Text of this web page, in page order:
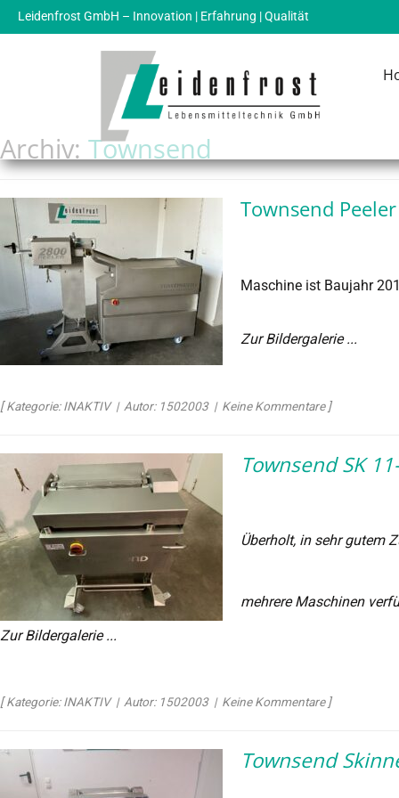
Leidenfrost GmbH – Innovation | Erfahrung | Qualität
Archiv: Townsend
Townsend
Maschine ist Baujahr
Zur Bildergalerie ...
[ Kategorie: INAKTIV | Autor: 1502003 | Keine Kommentare ]
Townsend SK
Überholt, in sehr gutem
mehrere Maschinen
Zur Bildergalerie ...
[ Kategorie: INAKTIV | Autor: 1502003 | Keine Kommentare ]
Townsend